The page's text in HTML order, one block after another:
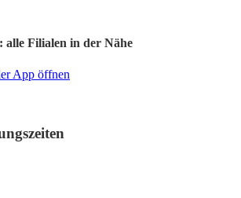
alle Filialen in der Nähe
App öffnen